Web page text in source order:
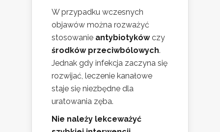
W przypadku wczesnych
objawów można rozważyć
stosowanie antybiotykówczy
środków przeciwbólowych.
Jednak gdy infekcja zaczyna się
rozwijać, leczenie kanałowe
staje się niezbędne dla
uratowania zęba.
Nie należy lekceważyć